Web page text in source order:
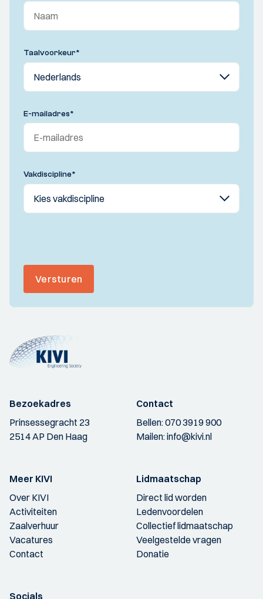
Taalvoorkeur*
E-mailadres*
Vakdiscipline*
Versturen
Bezoekadres
Prinsessegracht 23
2514 AP Den Haag
Contact
Bellen:070 3919 900
Mailen:info@kivi.nl
Meer KIVI
Over KIVI
Activiteiten
Zaalverhuur
Vacatures
Contact
Lidmaatschap
Direct lid worden
Ledenvoordelen
Collectief lidmaatschap
Veelgestelde vragen
Donatie
Socials